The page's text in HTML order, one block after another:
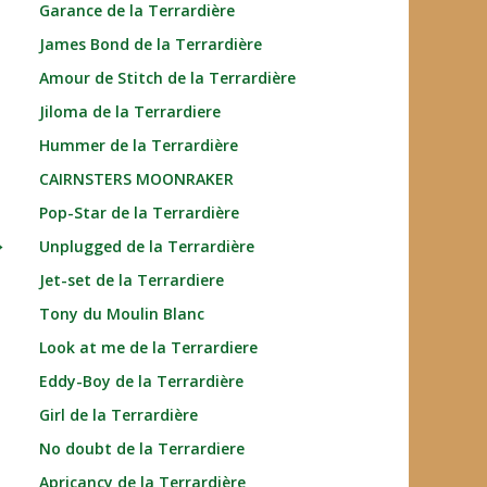
Garance de la Terrardière
James Bond de la Terrardière
Amour de Stitch de la Terrardière
Jiloma de la Terrardiere
Hummer de la Terrardière
CAIRNSTERS MOONRAKER
Pop-Star de la Terrardière
Unplugged de la Terrardière
Jet-set de la Terrardiere
Tony du Moulin Blanc
Look at me de la Terrardiere
Eddy-Boy de la Terrardière
Girl de la Terrardière
No doubt de la Terrardiere
Apricancy de la Terrardière